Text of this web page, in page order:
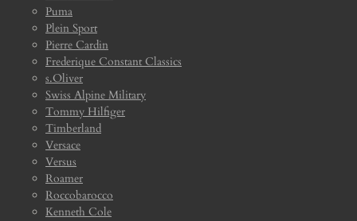
Puma
Plein Sport
Pierre Cardin
Frederique Constant Classics
s.Oliver
Swiss Alpine Military
Tommy Hilfiger
Timberland
Versace
Versus
Roamer
Roccobarocco
Kenneth Cole